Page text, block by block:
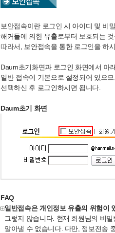
보안접속이란 로그인 시 아이디 및 비
해커들에 의한 유출로부터 보호되는 것
따라서, 보안접속을 통한 로그인을 하
Daum초기화면과 로그인 화면에서 아
일반 접속이 기본으로 설정되어 있으
선택하신 후 로그인하시면 됩니다.
Daum초기 화면
FAQ
일반접속은 개인정보 유출의 위험이
그렇지 않습니다. 현재 회원님의 비
알아낼 수 없습니다. 다만, 정보전송